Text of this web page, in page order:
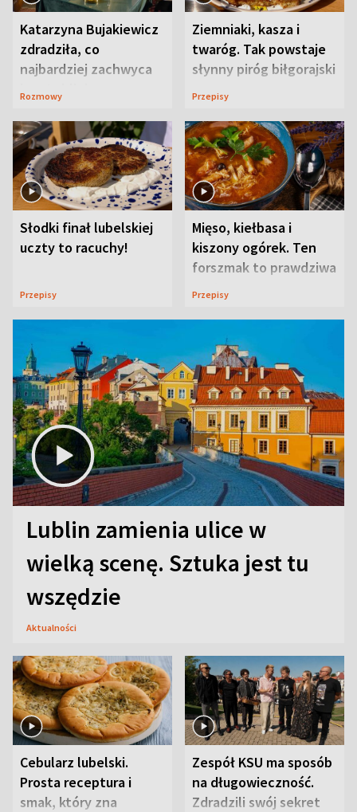
Katarzyna Bujakiewicz
zdradziła, co
najbardziej zachwyca
ją w Lublinie
Rozmowy
Ziemniaki, kasza i
twaróg. Tak powstaje
słynny piróg biłgorajski
Przepisy
Słodki finał lubelskiej
uczty to racuchy!
Przepisy
Mięso, kiełbasa i
kiszony ogórek. Ten
forszmak to prawdziwa
uczta
Przepisy
Lublin zamienia ulice w
wielką scenę. Sztuka jest tu
wszędzie
Aktualności
Cebularz lubelski.
Prosta receptura i
smak, który zna
Zespół KSU ma sposób
na długowieczność.
Zdradzili swój sekret